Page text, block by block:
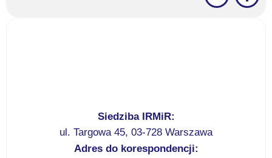
Siedziba IRMiR:
ul. Targowa 45, 03-728 Warszawa
Adres do korespondencji: